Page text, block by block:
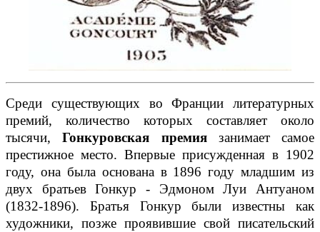
Среди существующих во Франции литературных
премий, количество которых составляет около
тысячи,Гонкуровская премиязанимает самое
престижное место. Впервые присужденная в 1902
году, она была основана в 1896 году младшим из
двух братьев Гонкур - Эдмоном Луи Антуаном
(1832-1896). Братья Гонкур были известны как
художники, позже проявившие свой писательский